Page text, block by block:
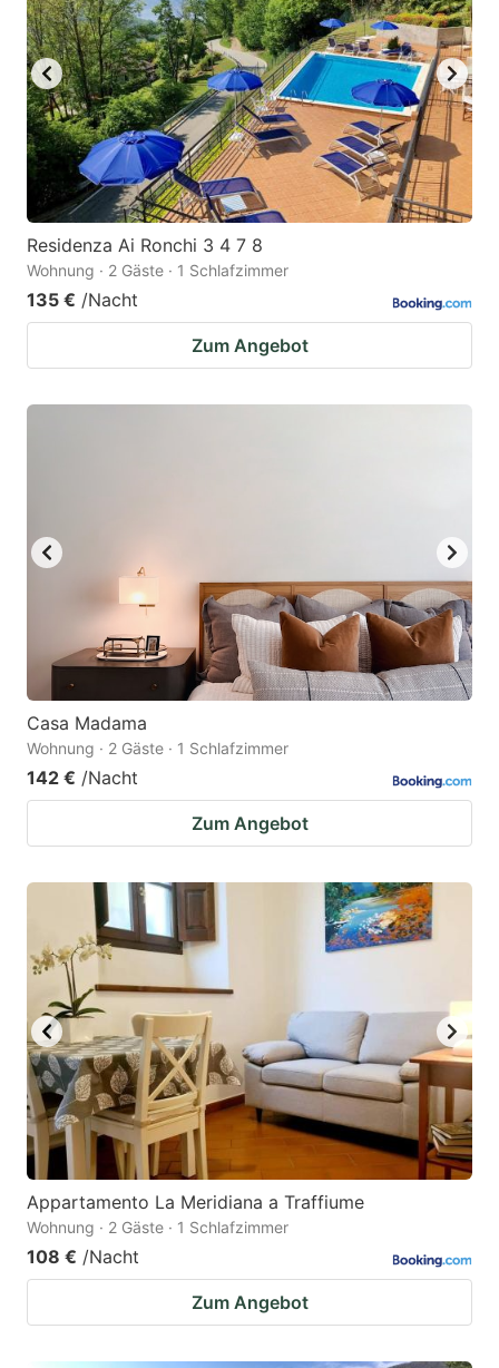
Residenza Ai Ronchi 3 4 7 8
Wohnung · 2 Gäste · 1 Schlafzimmer
135 € /Nacht
Zum Angebot
Casa Madama
Wohnung · 2 Gäste · 1 Schlafzimmer
142 € /Nacht
Zum Angebot
Appartamento La Meridiana a Traffiume
Wohnung · 2 Gäste · 1 Schlafzimmer
108 € /Nacht
Zum Angebot